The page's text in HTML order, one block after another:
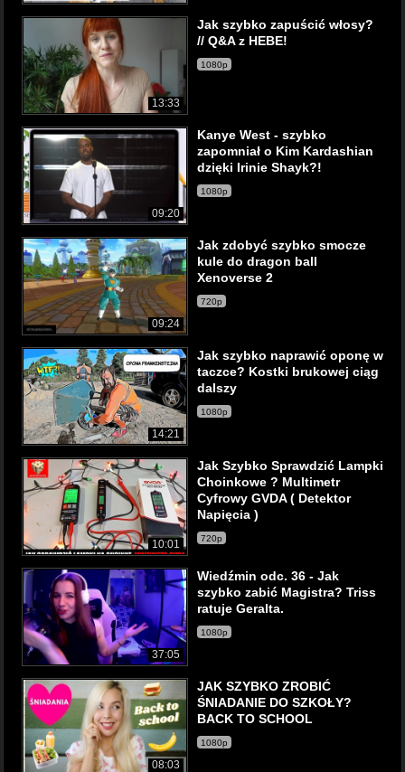
13:33
Jak szybko zapuścić włosy?
// Q&A z HEBE!
1080p
09:20
Kanye West - szybko
zapomniał o Kim Kardashian
dzięki Irinie Shayk?!
1080p
09:24
Jak zdobyć szybko smocze
kule do dragon ball
Xenoverse 2
720p
14:21
Jak szybko naprawić oponę w
taczce? Kostki brukowej ciąg
dalszy
1080p
10:01
Jak Szybko Sprawdzić Lampki
Choinkowe ? Multimetr
Cyfrowy GVDA ( Detektor
Napięcia )
720p
37:05
Wiedźmin odc. 36 - Jak
szybko zabić Magistra? Triss
ratuje Geralta.
1080p
08:03
JAK SZYBKO ZROBIĆ
ŚNIADANIE DO SZKOŁY?
BACK TO SCHOOL
1080p